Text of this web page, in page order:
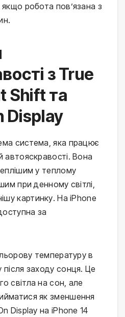
робота пов’язана з
з True
Shift та
Display
система, яка працює
автояскравості. Вона
у теплому
при денному світлі,
картинку. На iPhone
за
температуру в
після заходу сонця. Це
світла на сон, але
як зменшення
Display на iPhone 14